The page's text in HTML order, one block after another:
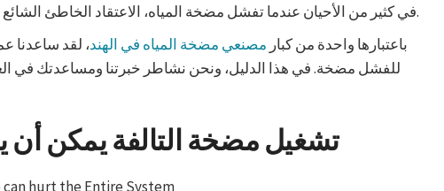
في كثير من الأحيان عندما تفشل مضخة المياه، الاعتقاد الخاطئ الشائع هو أن المضخة هي صانع المتاعب.
باعتبارها واحدة من كبار مصنعي مضخة المياه في الهند، لقد ساعدنا
للفشل مضخة. في هذا الدليل، ونحن نشاطر خبرتنا ومساعدتك في
تشغيل مضخة التالفة يمكن أن